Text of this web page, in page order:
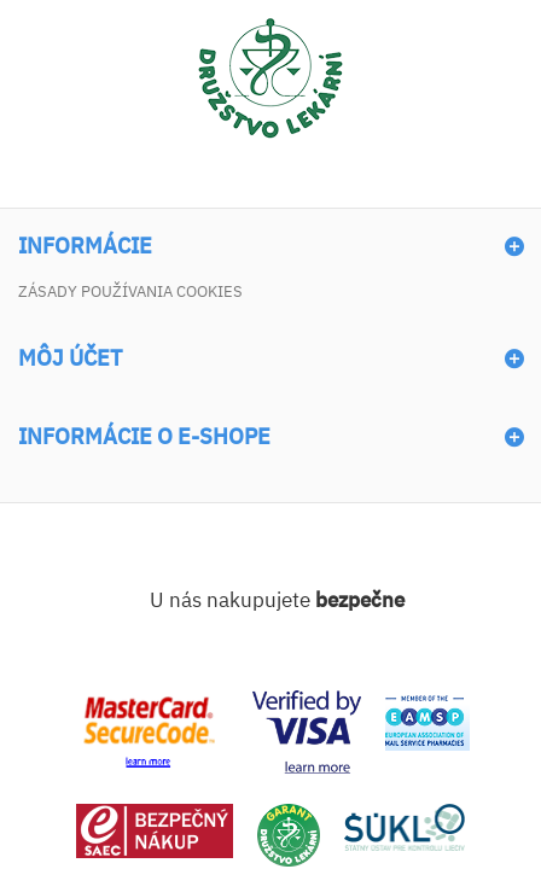
INFORMÁCIE
ZÁSADY POUŽÍVANIA COOKIES
MÔJ ÚČET
INFORMÁCIE O E-SHOPE
U nás nakupujete bezpečne